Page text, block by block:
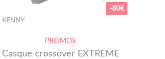
-80€
KENNY
PROMOS
Casque crossover EXTREME